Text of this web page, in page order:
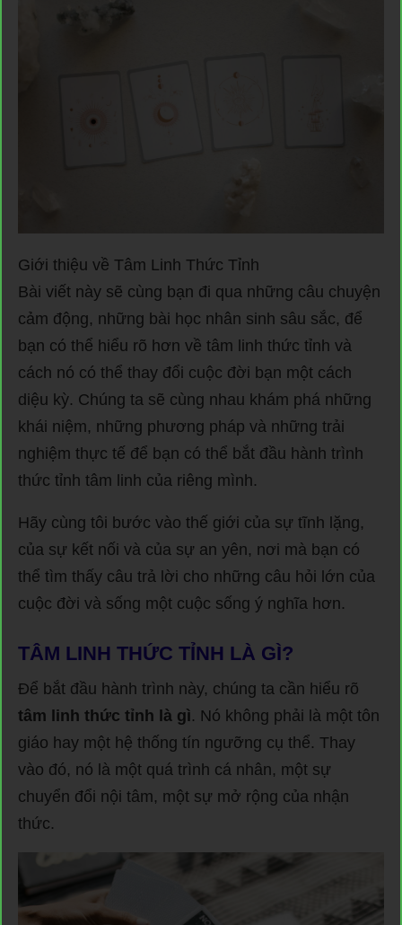
Giới thiệu về Tâm Linh Thức Tỉnh
Bài viết này sẽ cùng bạn đi qua những câu chuyện
cảm động, những bài học nhân sinh sâu sắc, để
bạn có thể hiểu rõ hơn về tâm linh thức tỉnh và
cách nó có thể thay đổi cuộc đời bạn một cách
diệu kỳ. Chúng ta sẽ cùng nhau khám phá những
khái niệm, những phương pháp và những trải
nghiệm thực tế để bạn có thể bắt đầu hành trình
thức tỉnh tâm linh của riêng mình.
Hãy cùng tôi bước vào thế giới của sự tĩnh lặng,
của sự kết nối và của sự an yên, nơi mà bạn có
thể tìm thấy câu trả lời cho những câu hỏi lớn của
cuộc đời và sống một cuộc sống ý nghĩa hơn.
TÂM LINH THỨC TỈNH LÀ GÌ?
Để bắt đầu hành trình này, chúng ta cần hiểu rõ
tâm linh thức tỉnh là gì. Nó không phải là một tôn
giáo hay một hệ thống tín ngưỡng cụ thể. Thay
vào đó, nó là một quá trình cá nhân, một sự
chuyển đổi nội tâm, một sự mở rộng của nhận
thức.